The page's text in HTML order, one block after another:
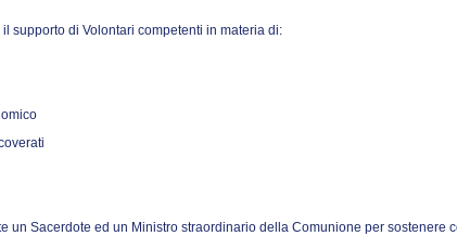
supporto di Volontari competenti in materia di:
un Sacerdote ed un Ministro straordinario della Comunione per sostenere